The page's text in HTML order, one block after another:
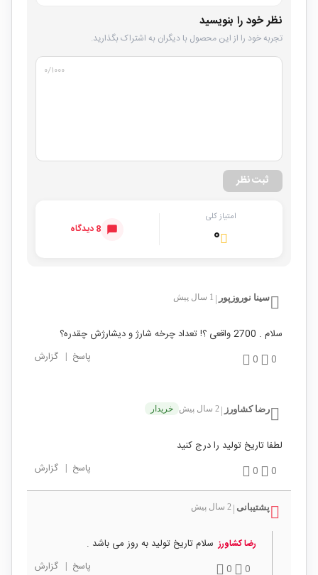
نظر خود را بنویسید
تجربه خود را از این محصول با دیگران به اشتراک بگذارید.
۰/۱۰۰۰
ثبت نظر
امتیاز کلی
۰ 8 دیدگاه
سینا نوروزپور 1 سال پیش
سلام . 2700 واقعی ؟! تعداد چرخه شارژ و دیشارژش چقدره؟
0
0 پاسخ | گزارش
رضا کشاورز 2 سال پیش خریدار
لطفا تاریخ تولید را درج کنید
0
0 پاسخ | گزارش
پشتیبانی 2 سال پیش
رضا کشاورز سلام تاریخ تولید به روز می باشد .
0
0 پاسخ | گزارش